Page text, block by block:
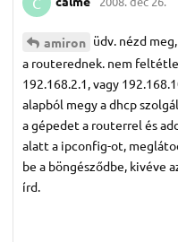
amiron üdv. nézd
a routerednek. nem
192.168.2.1, vagy
alapból megy a dhcp
a gépedet a routerrel és
alatt a ipconfig-ot,
be a böngésződbe, kivéve
írd.